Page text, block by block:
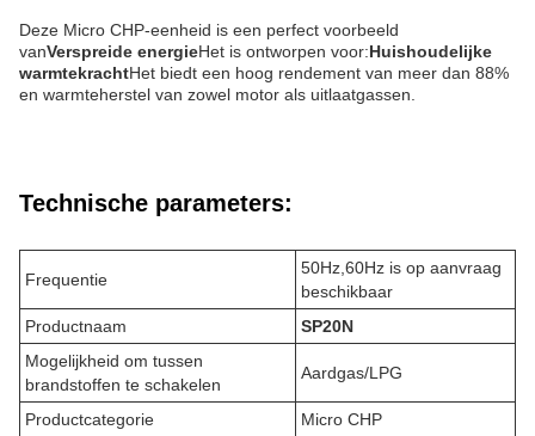
Deze Micro CHP-eenheid is een perfect voorbeeld
vanVerspreide energieHet is ontworpen voor:Huishoudelijke
warmtekrachtHet biedt een hoog rendement van meer dan 88%
en warmteherstel van zowel motor als uitlaatgassen.
Technische parameters:
Frequentie
50Hz,60Hz is op aanvraag
beschikbaar
Productnaam
SP20N
Mogelijkheid om tussen
brandstoffen te schakelen
Aardgas/LPG
Productcategorie Micro CHP